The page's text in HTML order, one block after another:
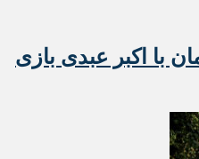
با اکبر عبدی بازی